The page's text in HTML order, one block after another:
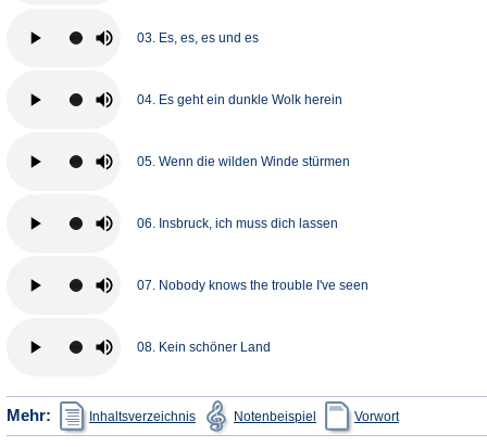
03. Es, es, es und es
04. Es geht ein dunkle Wolk herein
05. Wenn die wilden Winde stürmen
06. Insbruck, ich muss dich lassen
07. Nobody knows the trouble I've seen
08. Kein schöner Land
Mehr: Inhaltsverzeichnis
(Öffnet
in
einem
Notenbeispiel
(Öffnet
in
einem
Vorwortin
einem